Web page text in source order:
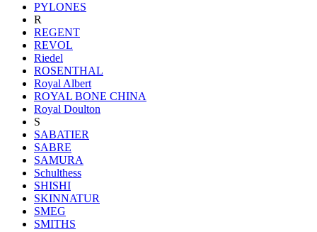
PYLONES
R
REGENT
REVOL
Riedel
ROSENTHAL
Royal Albert
ROYAL BONE CHINA
Royal Doulton
S
SABATIER
SABRE
SAMURA
Schulthess
SHISHI
SKINNATUR
SMEG
SMITHS